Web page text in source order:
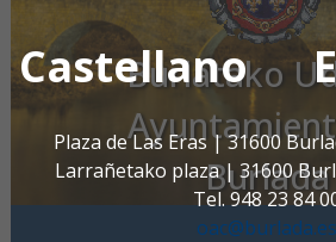
Castellano
Plaza de Las Eras | 31600
Larrañetako plaza | 31600
Tel. 948 23 84
oac@burlada.es
Burlatako
Burlada